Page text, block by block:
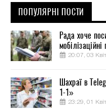
ПОПУЛЯРНІ ПОСТИ
Рада хоче
20:07, 03
Шахраї в
1-1»
23:29, 01